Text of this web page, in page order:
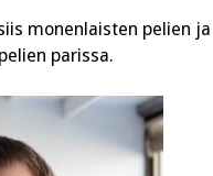
monenlaisten pelien
parissa.